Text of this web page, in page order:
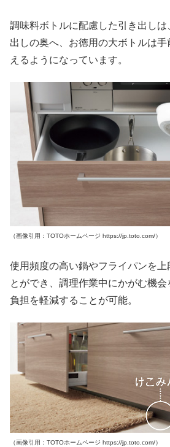
調味料ボトルに配慮した引き出しは
出しの奥へ、お徳用の大ボトルは手
えるようになっています。
（画像引用：TOTOホームページ https://jp.toto.com/）
使用頻度の高い鍋やフライパンを上
とができ、調理作業中にかがむ機
負担を軽減することが可能。
（画像引用：TOTOホームページ https://jp.toto.com/）